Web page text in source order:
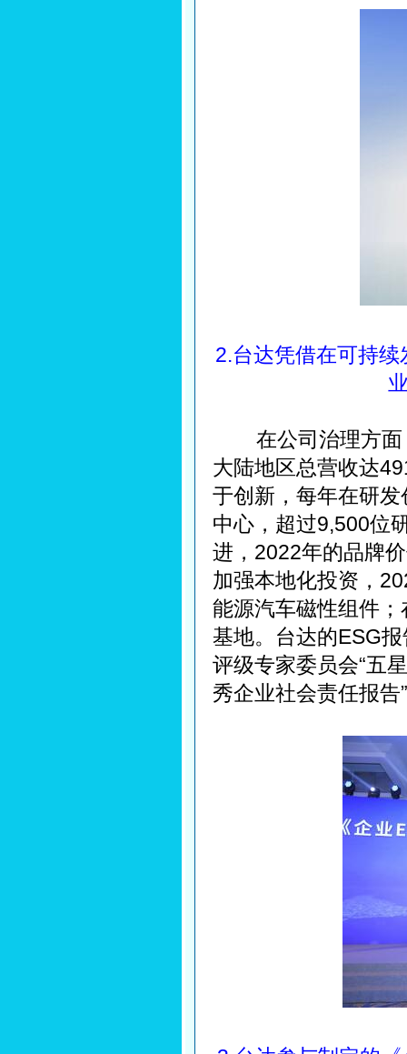
2.台达凭借在可持
在公司治理方面
大陆地区总营收达
于创新，每年在研
中心，超过9,500位
进，2022年的品牌
加强本地化投资，
能源汽车磁性组件
基地。台达的ESG
评级专家委员会“五
秀企业社会责任报告